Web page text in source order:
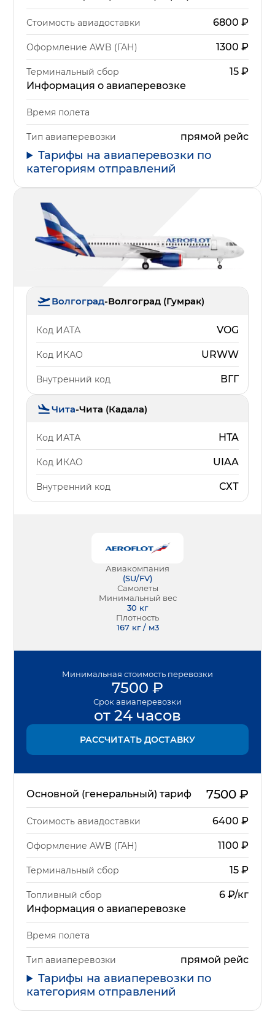
Стоимость авиадоставки 6800 ₽
Оформление AWB (ГАН) 1300 ₽
Терминальный сбор 15₽
Информация о авиаперевозке
Время полета
Тип авиаперевозки прямой рейс
Тарифы на авиаперевозки по
категориям отправлений
Волгоград-Волгоград (Гумрак)
Код ИАТА VOG
Код ИКАО URWW
Внутренний код ВГГ
Чита-Чита (Кадала)
Код ИАТА HTA
Код ИКАО UIAA
Внутренний код СХТ
Авиакомпания
(SU/FV)
Самолеты
Минимальный вес
30 кг
Плотность
167 кг / м3
Минимальная стоимость перевозки
7500 ₽
Срок авиаперевозки
от 24 часов
РАССЧИТАТЬ ДОСТАВКУ
Основной (генеральный) тариф 7500₽
Стоимость авиадоставки 6400 ₽
Оформление AWB (ГАН) 1100 ₽
Терминальный сбор 15₽
Топливный сбор
6 ₽/кг
Информация о авиаперевозке
Время полета
Тип авиаперевозки прямой рейс
Тарифы на авиаперевозки по
категориям отправлений